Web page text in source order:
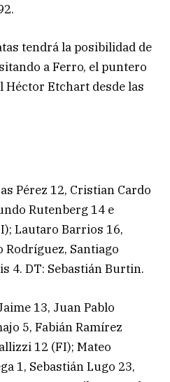
tendrá la posibilidad de
a Ferro, el puntero
Héctor Etchart desde las
Pérez 12, Cristian Cardo
Rutenberg 14 e
Lautaro Barrios 16,
Rodríguez, Santiago
4. DT: Sebastián Burtin.
13, Juan Pablo
5, Fabián Ramírez
12 (FI); Mateo
1, Sebastián Lugo 23,